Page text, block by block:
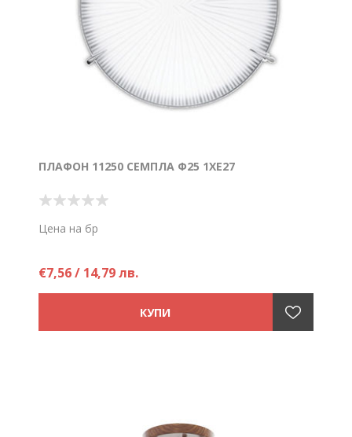
ПЛАФОН 11250 СЕМПЛА Ф25 1ХE27
Цена на бр
€7,56 / 14,79 лв.